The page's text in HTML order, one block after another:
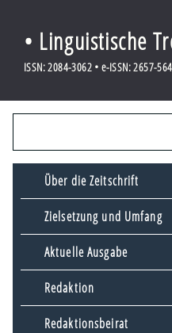
• Linguistische
ISSN: 2084-3062 • e-ISSN: 2657-
Über die Zeitschrift
Zielsetzung und Umfang
Aktuelle Ausgabe
Redaktion
Redaktionsbeirat